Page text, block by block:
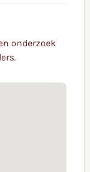
onderzoek